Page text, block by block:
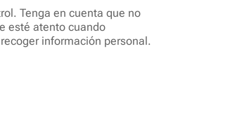
Tenga en cuenta que no
esté atento cuando
información personal.